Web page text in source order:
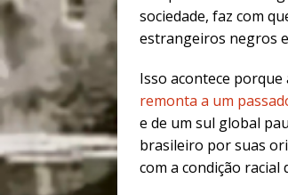
sociedade, faz com
estrangeiros negros
Isso acontece porque
remonta a um
e de um sul global
brasileiro por suas
com a condição